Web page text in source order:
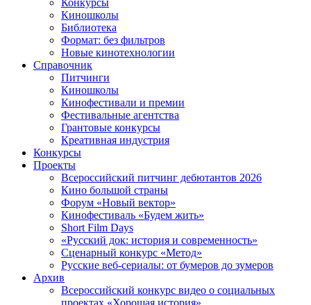
Конкурсы
Киношколы
Библиотека
Формат: без фильтров
Новые кинотехнологии
Справочник
Питчинги
Киношколы
Кинофестивали и премии
Фестивальные агентства
Грантовые конкурсы
Креативная индустрия
Конкурсы
Проекты
Всероссийский питчинг дебютантов 2026
Кино большой страны
Форум «Новый вектор»
Кинофестиваль «Будем жить»
Short Film Days
«Русский док: история и современность»
Сценарный конкурс «Метод»
Русские веб-сериалы: от бумеров до зумеров
Архив
Всероссийский конкурс видео о социальных
проектах «Хорошая история»